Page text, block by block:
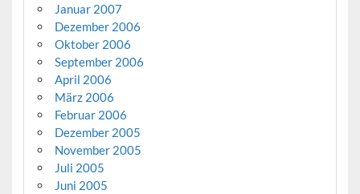
Januar 2007
Dezember 2006
Oktober 2006
September 2006
April 2006
März 2006
Februar 2006
Dezember 2005
November 2005
Juli 2005
Juni 2005